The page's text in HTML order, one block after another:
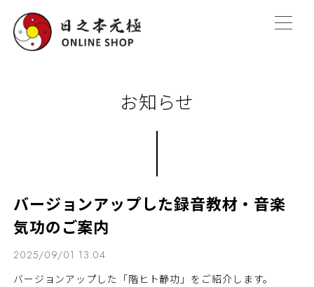
お知らせ
バージョンアップした録音教材・音楽
気功のご案内
2025/09/01 13:04
バージョンアップした「階ヒト静功」をご紹介します。